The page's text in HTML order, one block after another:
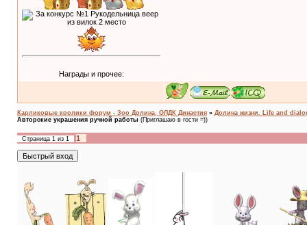
Награды и прочее:
Карликовые кролики форум - Зоо Долина, ОЛДК Династия » Долина жизни. Life and
Авторские украшения ручной работы (Приглашаю в гости =))
Страница 1 из 1 1